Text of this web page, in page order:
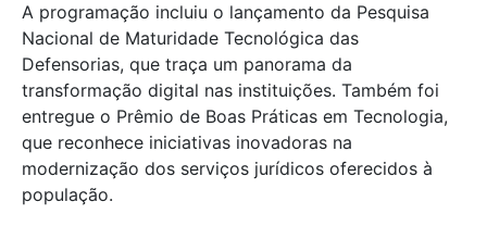
A programação incluiu o lançamento da Pesquisa
Nacional de Maturidade Tecnológica das
Defensorias, que traça um panorama da
transformação digital nas instituições. Também foi
entregue o Prêmio de Boas Práticas em Tecnologia,
que reconhece iniciativas inovadoras na
modernização dos serviços jurídicos oferecidos à
população.